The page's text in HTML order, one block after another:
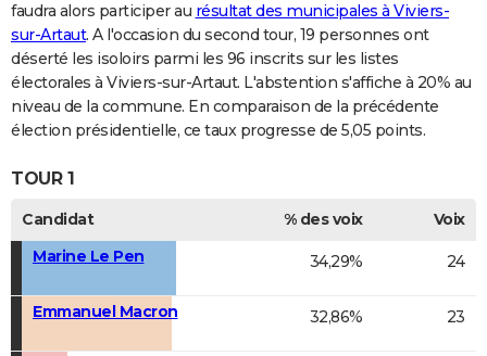
faudra alors participer au résultat des municipales à Viviers-
sur-Artaut. A l'occasion du second tour, 19 personnes ont
déserté les isoloirs parmi les 96 inscrits sur les listes
électorales à Viviers-sur-Artaut. L'abstention s'affiche à 20% au
niveau de la commune. En comparaison de la précédente
élection présidentielle, ce taux progresse de 5,05 points.
TOUR 1
Candidat % des voix
Voix
Marine Le Pen
34,29% 24
Emmanuel Macron 32,86% 23